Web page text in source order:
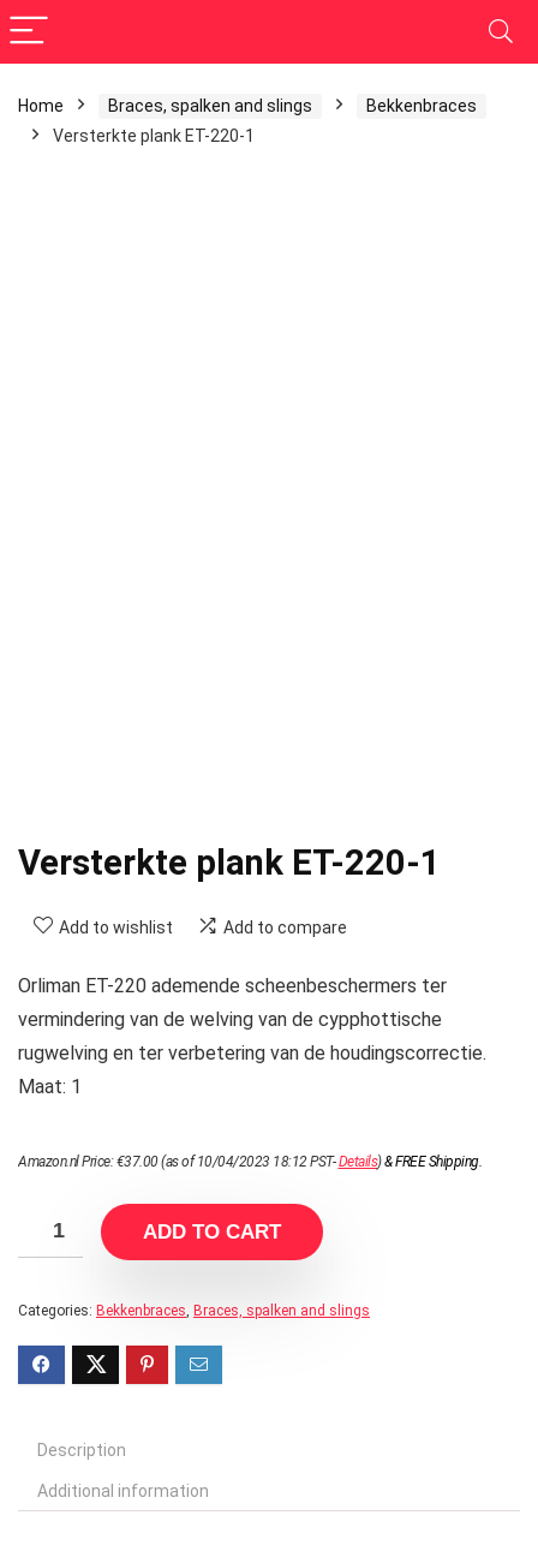
Home Braces, spalken and slings
Bekkenbraces
Versterkte plank ET-220-1
Versterkte plank ET-220-1
Add to wishlist Add to compare
Orliman ET-220 ademende scheenbeschermers ter
vermindering van de welving van de cypphottische
rugwelving en ter verbetering van de houdingscorrectie.
Maat: 1
Amazon.nl Price:€37.00(as of 10/04/2023 18:12 PST-Details)&FREE Shipping.
ADD TO CART
Categories: Bekkenbraces, Braces, spalken and slings
Description
Additional information